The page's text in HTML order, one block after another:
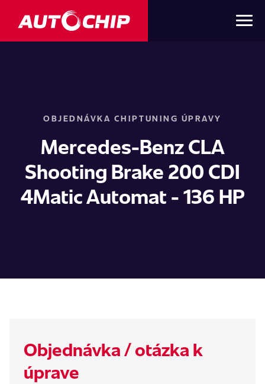
OBJEDNÁVKA CHIPTUNING ÚPRAVY
Mercedes-Benz CLA
Shooting Brake 200 CDI
4Matic Automat - 136 HP
Objednávka / otázka k
úprave